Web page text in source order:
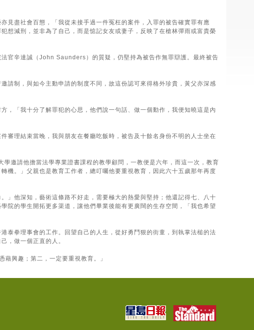
見盡社會百態，「我從未接手過一件冤枉的案件，入罪的被告確實罪有應
想減刑，並非為了自己，而是惦記女友或妻子，反映了在槍林彈雨或富貴榮
官辛達誠（John Saunders）的質疑，仍堅持為被告作無罪辯護。最終被告
請制，與如今主動申請的制度不同，故這份認可來得格外珍貴，黃父亦深感
，「我十分了解罪犯的心思，他們說一句話、做一個動作，我便知曉這是內
審理結束當晚，我與朋友在餐廳吃飯時，被告及十餘名身份不明的人士坐在
邀請他擔當法學專業證書課程的教學顧問，一教便是六年，而這一次，教育
機。」父親也是教育工作者，總叮囑他要重視教育，因此六十五歲那年再度
」他深知，藝術這條路不好走，需要極大的熱愛與堅持；他還記得七、八十
院的學生開拓更多渠道，讓他們畢業後能有更廣闊的生存空間，「我也希望
泰拳理事會的工作。回望自己的人生，從好勇鬥狠的街童，到執掌法槌的法
，做一個正直的人。
興趣；第二，一定要重視教育。」